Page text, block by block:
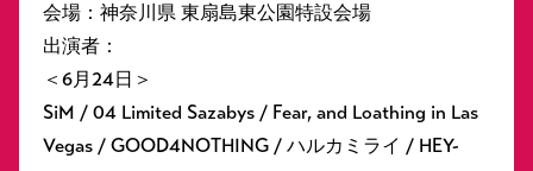
会場：神奈川県 東扇島東公園特設会場
出演者：
＜6月24日＞
SiM / 04 Limited Sazabys / Fear, and Loathing in Las
Vegas / GOOD4NOTHING / ハルカミライ / HEY-